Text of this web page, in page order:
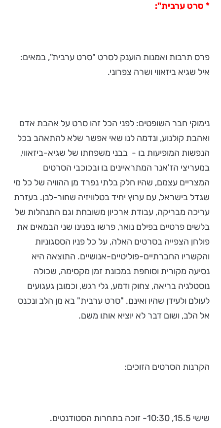
* סרט ערבית":
פרס תרבות ואמנות הוענק לסרט "סרט ערבית", במאים:
איל שגיא ביזאווי ושרה צפרוני.
נימוקי חבר השופטים: לפני הכל זהו סרט על אהבת אדם
ואהבת קולנוע, ונדמה לנו שאי אפשר שלא להתאהב בכל
הנפשות המופיעות בו - בבני משפחתו של שגיא-ביזאווי,
במעריצי הז'אנר המתראיינים בו ובכוכבי הסרטים
המצריים עצמם, שהיו חלק בלתי נפרד מן ההוויה של כל מי
שגדל בישראל, עם ערוץ יחיד בטלוויזיה שחור-לבן. בעזרת
עריכה מבריקה, עבודת ארכיון משובחת וגם התנהלות של
בלשים פרטיים בפילם נואר, פרשו בפנינו שני הבמאים את
פולחן הצפייה בסרטים האלה, על כל פניו הססגוניות
והקשריו החברתיים-פוליטיים-אנושיים. התוצאה היא
נסיעה מקורית וסוחפת במכונת זמן מקסימה, שכולה
נוסטלגיה בריאה, צחוק ודמע, גלי רגש, וכמובן געגועים
לעולם ולעידן שהיו ואינם. "סרט ערבית" בא מן הלב ונכנס
אל הלב, ושום דבר לא יוציא אותו משם.
הקרנות הסרטים הזוכים:
שישי 15.5, 10:30- זוכה בתחרות הסטודנטים.